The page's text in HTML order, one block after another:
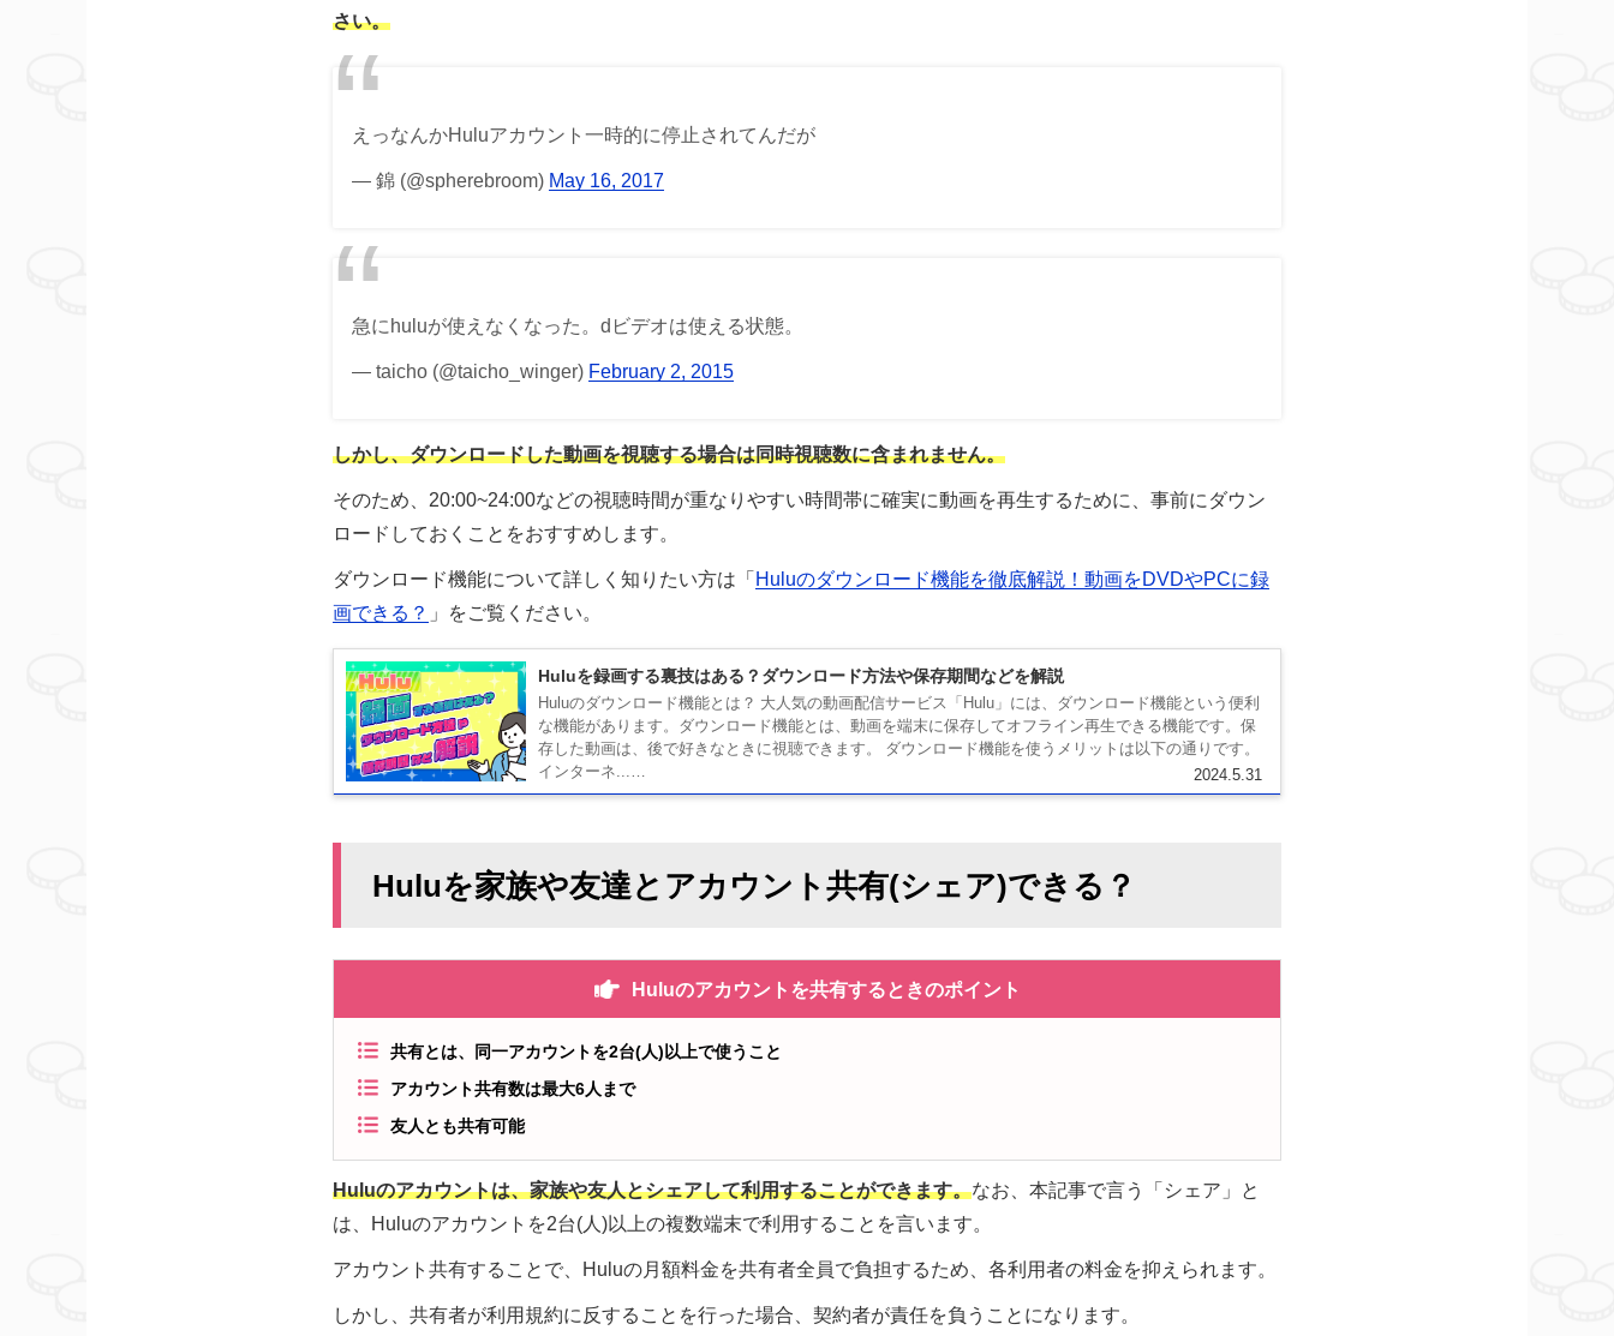
さい。
えっなんかHuluアカウント一時的に停止されてんだが
— 錦 (@spherebroom) May 16, 2017
急にhuluが使えなくなった。dビデオは使える状態。
— taicho (@taicho_winger) February 2, 2015
しかし、ダウンロードした動画を視聴する場合は同時視聴数に含まれません。
そのため、20:00~24:00などの視聴時間が重なりやすい時間帯に確実に動画を再生するために、事前にダウン
ロードしておくことをおすすめします。
ダウンロード機能について詳しく知りたい方は「 Huluのダウンロード機能を徹底解説！動画をDVDやPCに録
画できる？
」をご覧ください。
Huluを録画する裏技はある？ダウンロード方法や保存期間などを解説
2024.5.31
Huluのダウンロード機能とは？ 大人気の動画配信サービス「Hulu」には、ダウンロード機能という便利
な機能があります。ダウンロード機能とは、動画を端末に保存してオフライン再生できる機能です。保
存した動画は、後で好きなときに視聴できます。 ダウンロード機能を使うメリットは以下の通りです。
インターネ...…
Huluを家族や友達とアカウント共有(シェア)できる？
Huluのアカウントを共有するときのポイント
共有とは、同一アカウントを2台(人)以上で使うこと
アカウント共有数は最大6人まで
友人とも共有可能
Huluのアカウントは、家族や友人とシェアして利用することができます。なお、本記事で言う「シェア」と
は、Huluのアカウントを2台(人)以上の複数端末で利用することを言います。
アカウント共有することで、Huluの月額料金を共有者全員で負担するため、各利用者の料金を抑えられます。
しかし、共有者が利用規約に反することを行った場合、契約者が責任を負うことになります。